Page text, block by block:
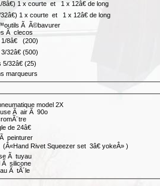
1 x courte et 1 x 12â€ de long
1 x courte et 1 x 12â€ de long
Ã Ã©bavurer
Ã clecos
8â€ (200)
32â€ (500)
32â€ (25)
marqueurs
model 2X
Ã air Ã 90o
de 24â€
peinturer
Rivet Squeezer set 3â€ yokeÂ» )
Ã tuyau
Ã silicone
Ã tÃ´le